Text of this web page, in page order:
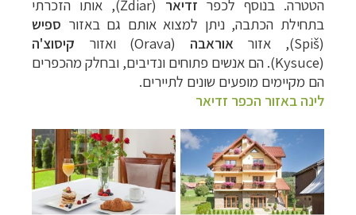
הטטרה. בנוסף לכפר זדיאר (Ždiar
), אותו הזכרתי
בתחילת הכתבה, ניתן למצוא אותם גם באזור ספיש
(
Spiš), אזור אוראבה (
Orava) ואזור קיסוצ'ה
(
Kysuce). הם אנשים פתוחים ונדיבים, ובחלק מהכפרים
הם מקיימים מופעים שונים לתיירים.
לינה באזור הכפר זדיאר